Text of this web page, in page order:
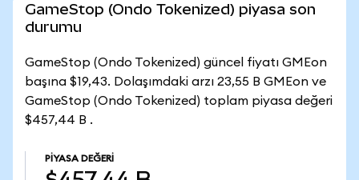
GameStop (Ondo Tokenized) piyasa son
durumu
GameStop (Ondo Tokenized) güncel fiyatı GMEon
başına $19,43. Dolaşımdaki arzı 23,55 B GMEon ve
GameStop (Ondo Tokenized) toplam piyasa değeri
$457,44 B .
PIYASA DEĞERI